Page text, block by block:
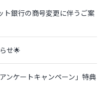
ト銀行の商号変更に伴うご案
せ🌟
ンケートキャンペーン」特典